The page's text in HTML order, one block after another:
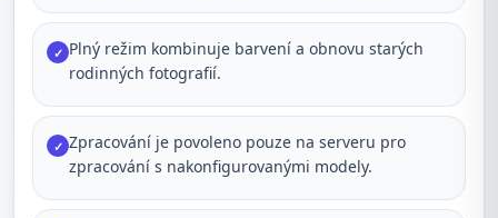
✓ Plný režim kombinuje barvení a obnovu starých
rodinných fotografií.
✓ Zpracování je povoleno pouze na serveru pro
zpracování s nakonfigurovanými modely.